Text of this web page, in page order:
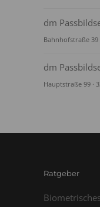
dm
Bahnhofstraße 39
dm
Hauptstraße 99 ·
Ratgeber